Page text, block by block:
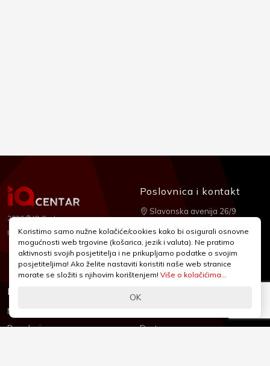
2026 © IQ Centar
Izrada:Nubilus
Informacije
Novosti & Promocije
Brandovi
Podrška
Dostava
Poslovnica i kontakt
Slavonska avenija 26/9
+385 1 2455 950
webshop@iqcentar.hr
Pon - Pet od 9 - 17h
Koristimo samo nužne kolačiće/cookies kako bi osigurali osnovne
mogućnosti web trgovine (košarica, jezik i valuta). Ne pratimo
aktivnosti svojih posjetitelja i ne prikupljamo podatke o svojim
posjetiteljima! Ako želite nastaviti koristiti naše web stranice
morate se složiti s njihovim korištenjem! Više o kolačićima...
OK